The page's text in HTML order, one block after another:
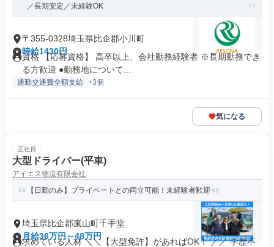
／長期安定／未経験OK
〒355-0328埼玉県比企郡小川町
時給1430円
資格 【応募資格】 高卒以上、会社勤務経験者 ※長期勤務でき
る方歓迎 ●勤務地について...
通勤交通費全額支給 +3個
気になる
正社員
大型ドライバー(平車)
アイエス物流有限会社
【日勤のみ】プライベートとの両立可能！未経験者歓迎
埼玉県比企郡嵐山町千手堂
月給36万円～48万円
求めている人材 ＼＼【大型免許】があればOK！ ／／ 学歴不